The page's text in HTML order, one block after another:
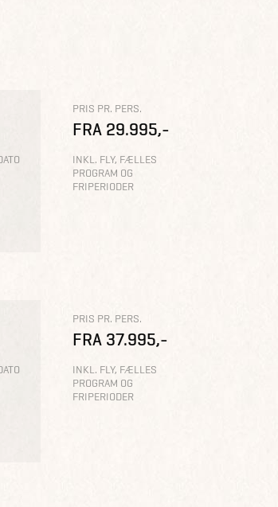
PRIS PR. PERS.
FRA 29.995,-
INKL. FLY, FÆLLES
PROGRAM OG
FRIPERIODER
PRIS PR. PERS.
FRA 37.995,-
INKL. FLY, FÆLLES
PROGRAM OG
FRIPERIODER